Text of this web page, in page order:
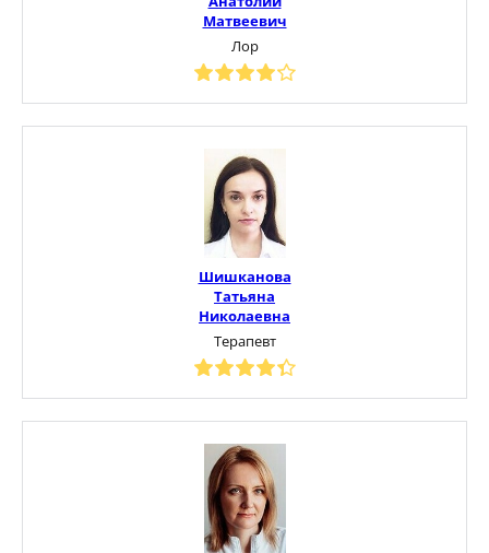
Матвеевич
Лор
Шишканова
Татьяна
Николаевна
Терапевт